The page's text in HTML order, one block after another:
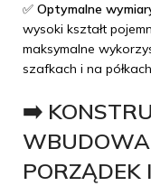
✅ Optymalne
wysoki kształt
maksymalne
szafkach i na
➡️
PORZĄDEK